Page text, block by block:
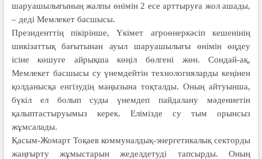
шаруашылығының жалпы өнімін 2 есе арттыруға жол ашады,
– деді Мемлекет басшысы.
Президенттің пікірінше, Үкімет агроөнеркәсіп кешенінің
шикізаттық бағытынан ауыл шаруашылығы өнімін өңдеу
ісіне көшуге айрықша көңіл бөлгені жөн. Сондай-ақ,
Мемлекет басшысы су үнемдейтін технологияларды кеңінен
қолданысқа енгізудің маңызына тоқталды. Оның айтуынша,
бүкіл ел болып суды үнемдеп пайдалану мәдениетін
қалыптастыруымыз керек. Елімізде су тым орынсыз
жұмсалады.
Қасым-Жомарт Тоқаев коммуналдық-энергетикалық секторды
жаңғырту жұмыстарын жеделдетуді тапсырды. Оның